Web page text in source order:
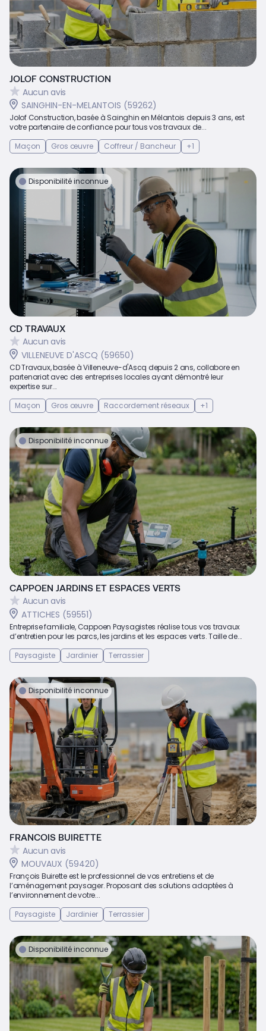
JOLOF CONSTRUCTION
Aucun avis
SAINGHIN-EN-MELANTOIS (59262)
Jolof Construction, basée à Sainghin en Mélantois depuis 3 ans, est
votre partenaire de confiance pour tous vos travaux de...
Maçon
Gros œuvre Coffreur / Bancheur +1
Disponibilité inconnue
CD TRAVAUX
Aucun avis
VILLENEUVE D'ASCQ (59650)
CD Travaux, basée à Villeneuve-d'Ascq depuis 2 ans, collabore en
partenariat avec des entreprises locales ayant démontré leur
expertise sur...
Maçon
Gros œuvre Raccordement réseaux +1
Disponibilité inconnue
CAPPOEN JARDINS ET ESPACES VERTS
Aucun avis
ATTICHES (59551)
Entreprise familiale, Cappoen Paysagistes réalise tous vos travaux
d’entretien pour les parcs, les jardins et les espaces verts. Taille de...
Paysagiste
Jardinier Terrassier
Disponibilité inconnue
FRANCOIS BUIRETTE
Aucun avis
MOUVAUX (59420)
François Buirette est le professionnel de vos entretiens et de
l’aménagement paysager. Proposant des solutions adaptées à
l’environnement de votre...
Paysagiste
Jardinier Terrassier
Disponibilité inconnue